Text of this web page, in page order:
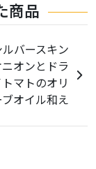
商品
ルバースキン
オンとドラ
マトのオリ
ブオイル和え